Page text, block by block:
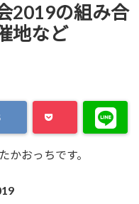
2019の組み合
地など
おっちです。